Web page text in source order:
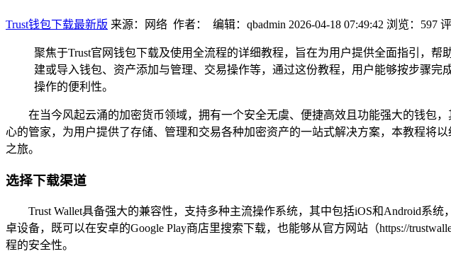
Trust钱包下载最新版 来源：网络 作者： 编辑：qbadmin 2026-04-18 07:49:42 浏览：597
聚焦于Trust官网钱包下载及使用全流程的详细教程，旨在为用户提供全面指引，
建或导入钱包、资产添加与管理、交易操作等，通过这份教程，用户能够按步骤完
操作的便利性。
在当今风起云涌的加密货币领域，拥有一个安全无虞、便捷高效且功能强大的钱包
心的管家，为用户提供了存储、管理和交易各种加密资产的一站式解决方案，本教程将
之旅。
选择下载渠道
Trust Wallet具备强大的兼容性，支持多种主流操作系统，其中包括iOS和Android系统
卓设备，既可以在安卓的Google Play商店里搜索下载，也能够从官方网站（https://
程的安全性。